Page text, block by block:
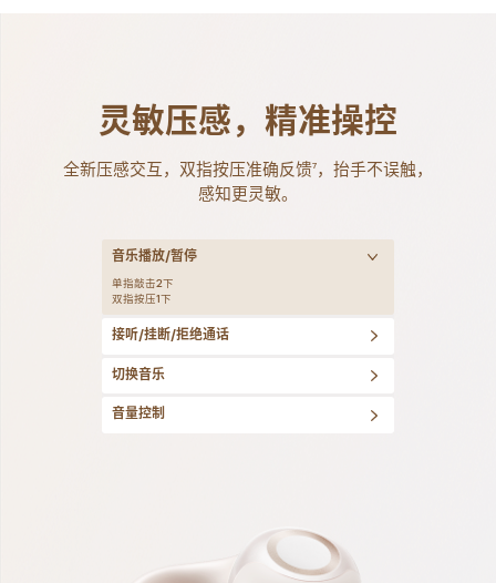
灵敏压感，精准操控
全新压感交互，双指按压准确反馈7 ，抬手不误触，
感知更灵敏。
音乐播放/暂停
单指敲击2下
双指按压1下
接听/挂断/拒绝通话
1下接通/挂断电话
切换音乐
左耳机能量舱可切换上一首
音量控制